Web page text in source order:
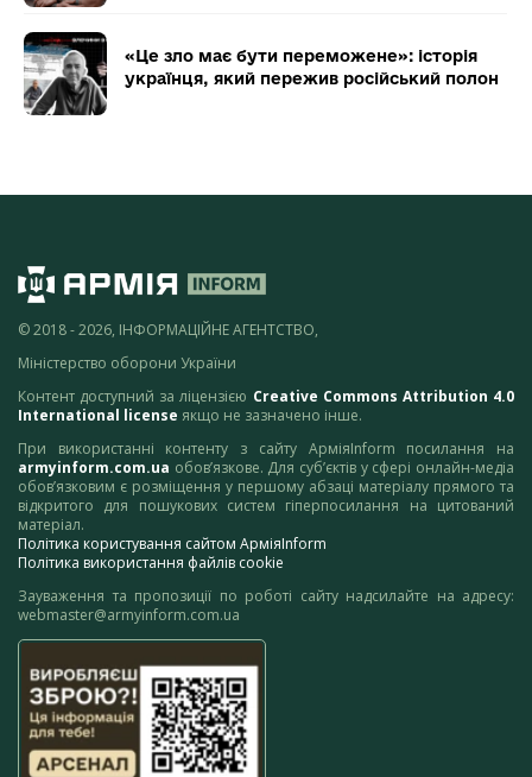
«Це зло має бути переможене»: історія
українця, який пережив російський полон
© 2018 - 2026, ІНФОРМАЦІЙНЕ АГЕНТСТВО,
Міністерство оборони України
Контент доступний за ліцензією Creative Commons Attribution 4.0
International license якщо не зазначено інше.
При використанні контенту з сайту АрміяInform посилання на
armyinform.com.ua обов’язкове. Для суб’єктів у сфері онлайн-медіа
обов’язковим є розміщення у першому абзаці матеріалу прямого та
відкритого для пошукових систем гіперпосилання на цитований
матеріал.
Політика користування сайтом АрміяInform
Політика використання файлів cookie
Зауваження та пропозиції по роботі сайту надсилайте на адресу:
webmaster@armyinform.com.ua